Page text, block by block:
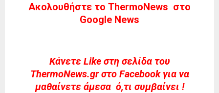
Ακολουθήστε το ThermoNews στο
Google News
Kάνετε Like στη σελίδα του
ThermoNews.gr στο Facebook για να
μαθαίνετε άμεσα ό,τι συμβαίνει !